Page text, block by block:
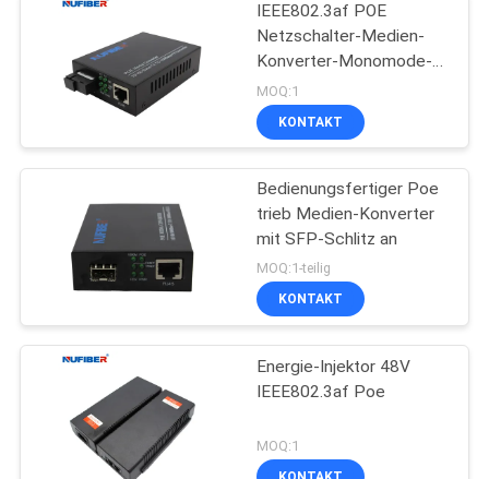
IEEE802.3af POE
Netzschalter-Medien-
Konverter-Monomode--
einzelnes Faser Sc 20km
MOQ:1
KONTAKT
Bedienungsfertiger Poe
trieb Medien-Konverter
mit SFP-Schlitz an
MOQ:1-teilig
KONTAKT
Energie-Injektor 48V
IEEE802.3af Poe
MOQ:1